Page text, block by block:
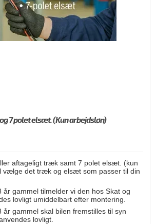
7 polet elsæt. (Kun arbejdsløn)
aftageligt træk samt 7 polet elsæt. (kun
vælge det træk og elsæt som passer til din
år gammel tilmelder vi den hos Skat og
lovligt umiddelbart efter montering.
år gammel skal bilen fremstilles til syn
lovligt.